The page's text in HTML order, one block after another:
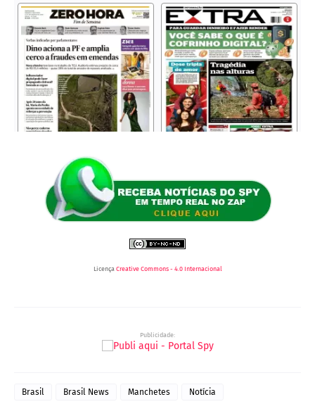
Licença Creative Commons - 4.0 Internacional
Publicidade:
Brasil Brasil News Manchetes Notícia